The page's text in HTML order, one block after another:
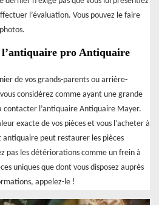
l’évaluation. Vous pouvez le faire
l’antiquaire pro Antiquaire
de vos grands-parents ou arrière-
considérez comme ayant une grande
contacter l’antiquaire Antiquaire Mayer.
exacte de vos pièces et vous l’acheter à
antiquaire peut restaurer les pièces
pas les détériorations comme un frein à
uniques que dont vous disposez auprès
appelez-le !